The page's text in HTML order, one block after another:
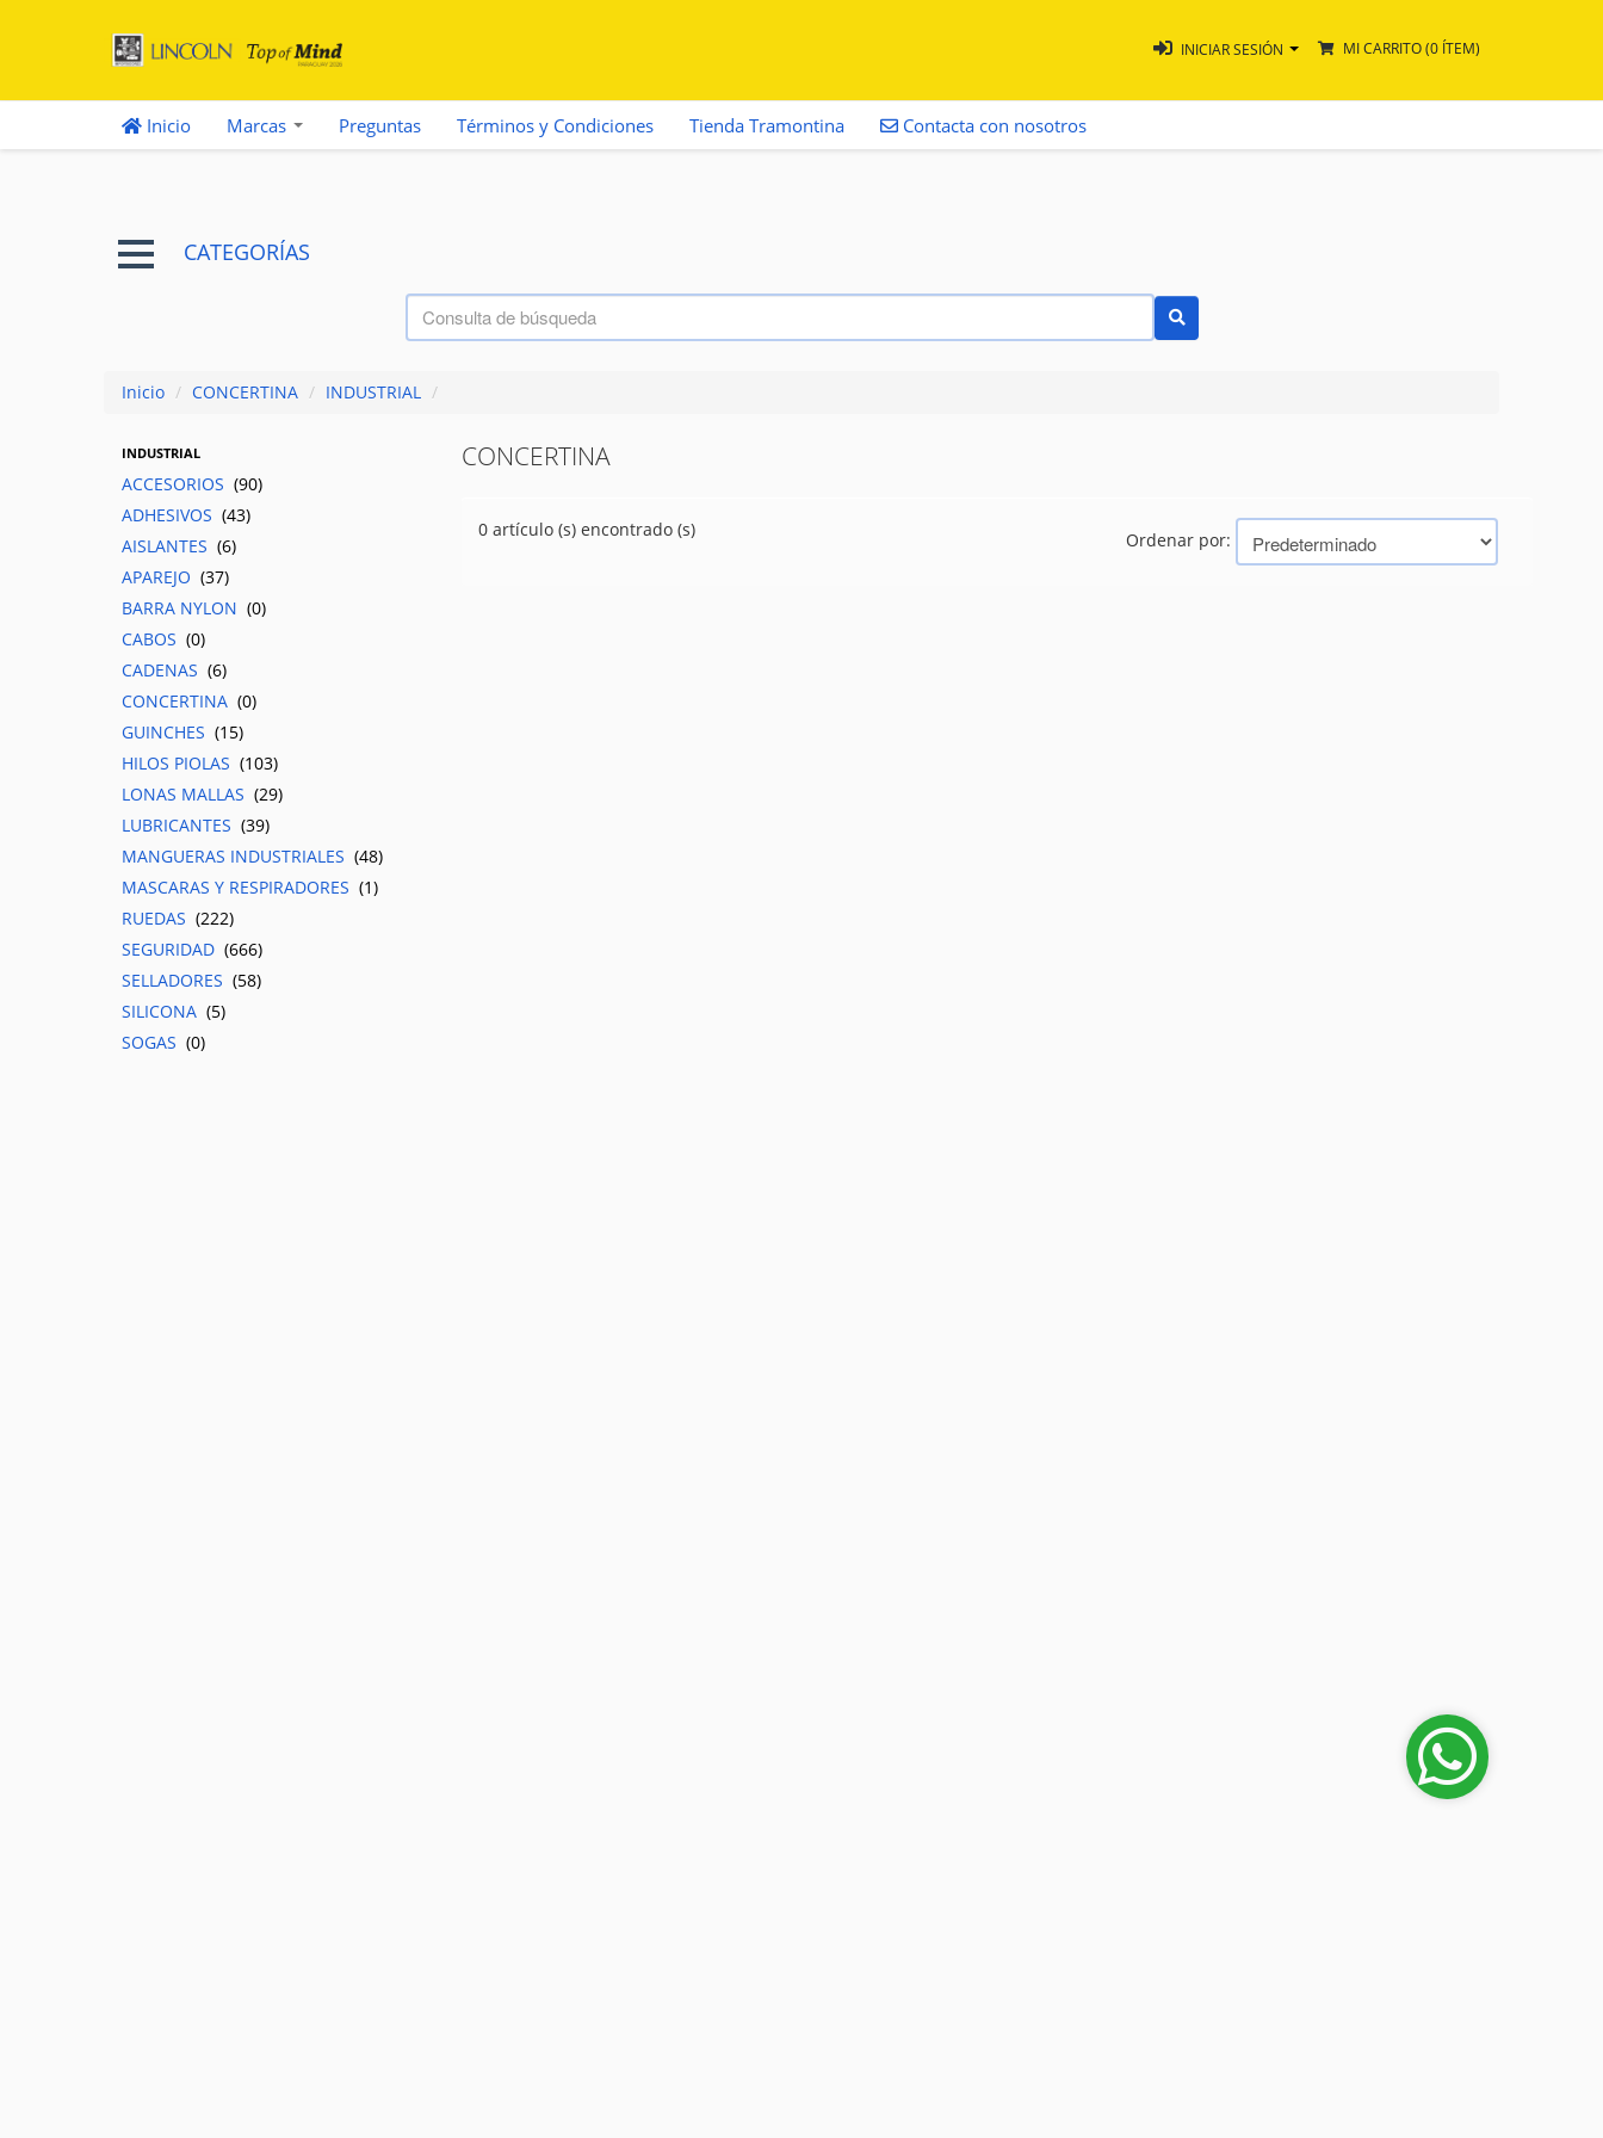
INICIAR SESIÓN MI CARRITO(0 ÍTEM)
Inicio Marcas Preguntas Términos y Condiciones Tienda Tramontina Contacta con nosotros
CATEGORÍAS
Inicio / CONCERTINA / INDUSTRIAL /
INDUSTRIAL
ACCESORIOS (90)
ADHESIVOS (43)
AISLANTES (6)
APAREJO (37)
BARRA NYLON (0)
CABOS (0)
CADENAS (6)
CONCERTINA (0)
GUINCHES (15)
HILOS PIOLAS (103)
LONAS MALLAS (29)
LUBRICANTES (39)
MANGUERAS INDUSTRIALES (48)
MASCARAS Y RESPIRADORES (1)
RUEDAS (222)
SEGURIDAD (666)
SELLADORES (58)
SILICONA (5)
SOGAS (0)
CONCERTINA
0 artículo (s) encontrado (s) Ordenar por: